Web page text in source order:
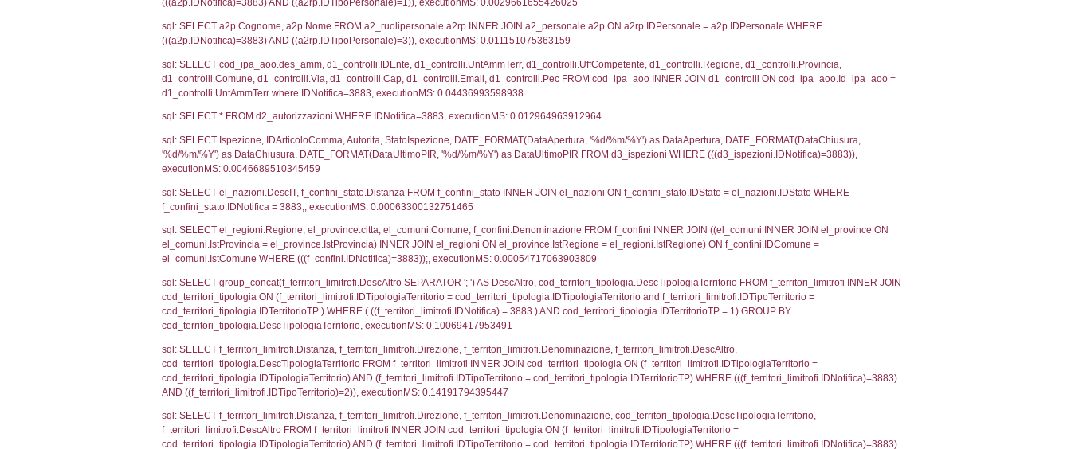
Debug
sql: SELECT COUNT(*) FROM `userlevels` WHERE `userlevelid` = -2, executionMS: 0.00026202201843262
sql: SELECT `userlevelid`, `userlevelname` FROM `userlevels`, executionMS: 0.00019097328186035
sql: SELECT COUNT(*) FROM `userlevelpermissions` WHERE `userlevelid` = -2, executionMS: 0.00018620491027832
sql: SELECT `tablename`, `userlevelid`, `permission` FROM `userlevelpermissions` WHERE `userlevelid` IN (-2),
sql: SELECT a1.RagioneSociale, el_com.Comune as localita, el_prov.citta AS provincia, DATE(n.DataInvioNotifica) as
n.DataFileNotificaZip FROM notifica n LEFT JOIN infostabilimento i ON i.CodiceUnivoco = n.CodiceUnivoco LEFT JOIN
WHERE n.IDNotifica = 3883;, executionMS: 0.010194063186646
sql: SELECT a1_stabilimento.*, el_comuni.Comune as ComuneST, el_province.citta as ProvinciaST, el_regioni.Regione
ComuneSL, el_province_1.citta as ProvinciaSL, el_regioni_1.Regione as RegioneSL FROM (((((a1_stabilimento LEFT
el_comuni.IstComune) LEFT JOIN el_province ON a1_stabilimento.ProvinciaStab = el_province.IstProvincia) LEFT JOIN
el_regioni.IstRegione) LEFT JOIN el_comuni AS el_comuni_1 ON a1_stabilimento.IstComuneSL =
a1_stabilimento.IstProvinciaSL = el_province_1.IstProvincia) LEFT JOIN el_regioni AS el_regioni_1 ON
IDNotifica=3883, executionMS: 0.0073790550231934